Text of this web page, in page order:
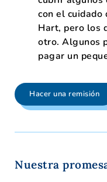
con el cuidado
Hart, pero los
otro. Algunos
pagar un
Hacer una remisión
Nuestra